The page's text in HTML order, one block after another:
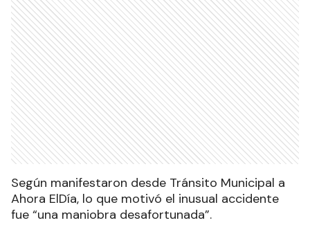
Según manifestaron desde Tránsito Municipal a
Ahora ElDía, lo que motivó el inusual accidente
fue “una maniobra desafortunada”.